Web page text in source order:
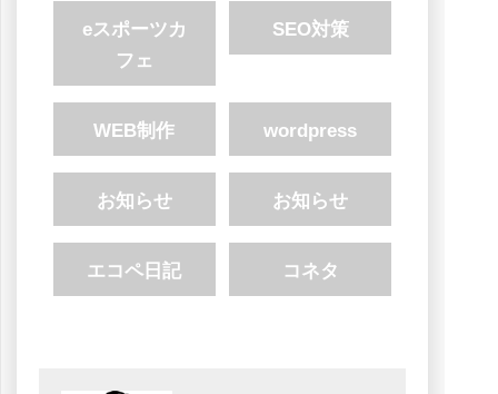
eスポーツカ
フェ
SEO対策
WEB制作 wordpress
お知らせ お知らせ
エコペ日記 コネタ